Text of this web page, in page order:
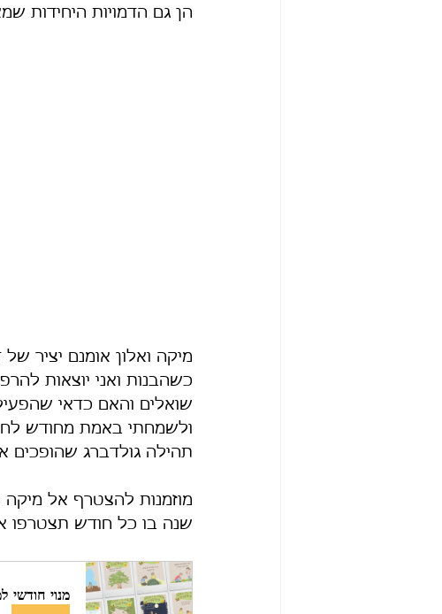
הן גם הדמויות היחידות
מיקה ואלון אומנם יציר
כשהבנות ואני יוצאות
שואלים והאם כדאי
ולשמחתי באמת מחודש
תהילה גולדברג שהופכים
מוזמנות להצטרף אל
שנה בו כל חודש תצטרפו
מנוי חודשי למשך 12 חודשים לגיליונות לגלות